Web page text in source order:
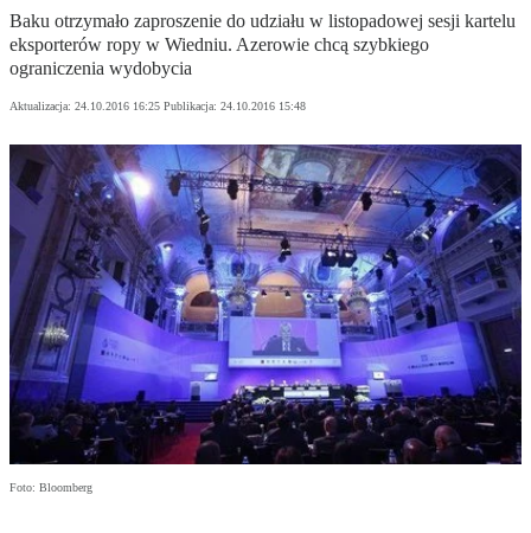
Baku otrzymało zaproszenie do udziału w listopadowej sesji kartelu
eksporterów ropy w Wiedniu. Azerowie chcą szybkiego
ograniczenia wydobycia
Aktualizacja: 24.10.2016 16:25 Publikacja: 24.10.2016 15:48
Foto: Bloomberg